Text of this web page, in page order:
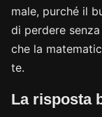
male, purché il
di perdere
che la
te.
La risposta